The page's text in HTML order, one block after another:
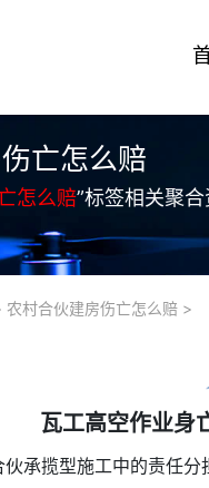
亡怎么赔
怎么赔”标签相关聚
农村合伙建房伤亡怎么赔 >
瓦工高空作业身
承揽型施工中的责任